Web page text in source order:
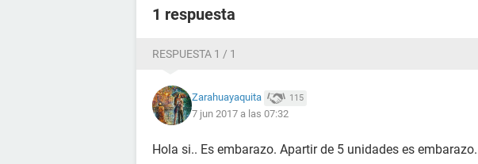
1 respuesta
RESPUESTA 1 / 1
Zarahuayaquita 115
7 jun 2017 a las 07:32
Hola si.. Es embarazo. Apartir de 5 unidades es